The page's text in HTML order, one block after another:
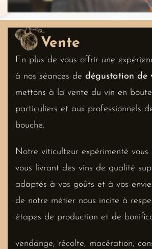
Vente
En plus de vous offrir une
à nos séances de dégustation de
mettons à la vente du vin en
particuliers et aux professionnels
bouche.
Notre viticulteur expérimenté vous
vous livrant des vins de qualité
adaptés à vos goûts et à vos
de notre métier nous incite à
étapes de production et de
vendange, récolte, macération,